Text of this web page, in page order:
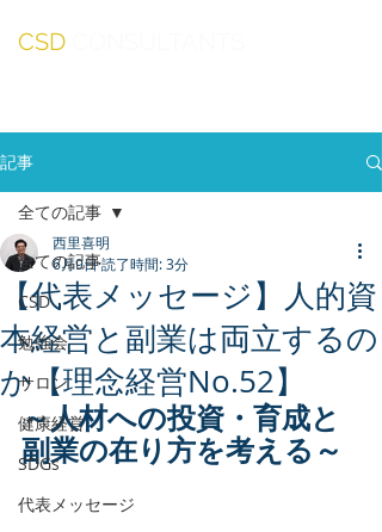
CSD
記事
全ての記事
CSD
勉強会
サロン
健康経営
SDGs
代表メッセージ
全ての記事
【代表メッセージ】人的資
本経営と副業は両立するの
か【理念経営No.52】
西里喜明
6月9日読了時間: 3分
～人材への投資・育成と
副業の在り方を考える～